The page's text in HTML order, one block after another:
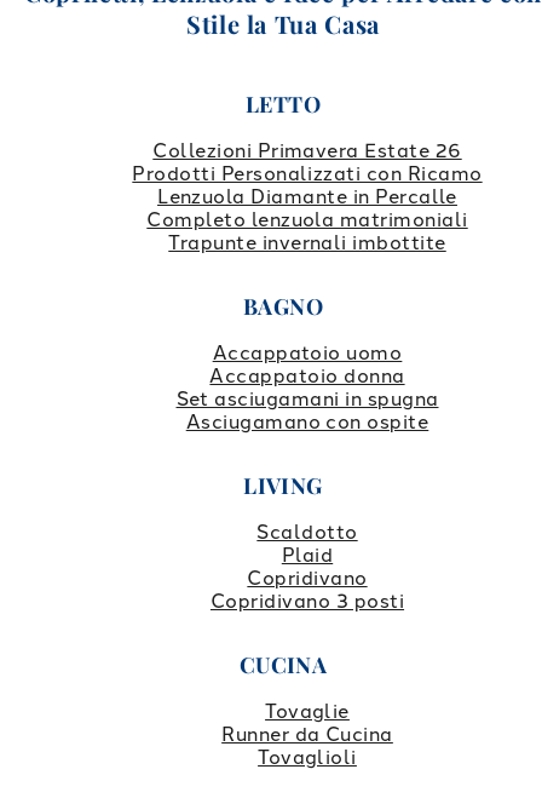
Stile la Tua Casa
LETTO
Collezioni Primavera Estate 26
Prodotti Personalizzati con Ricamo
Lenzuola Diamante in Percalle
Completo lenzuola matrimoniali
Trapunte invernali imbottite
BAGNO
Accappatoio uomo
Accappatoio donna
Set asciugamani in spugna
Asciugamano con ospite
LIVING
Scaldotto
Plaid
Copridivano
Copridivano 3 posti
CUCINA
Tovaglie
Runner da Cucina
Tovaglioli